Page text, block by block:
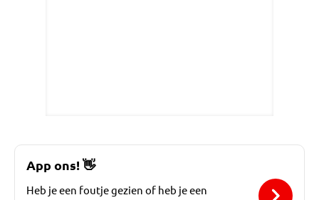
App ons!👋
Heb je een foutje gezien of heb je een